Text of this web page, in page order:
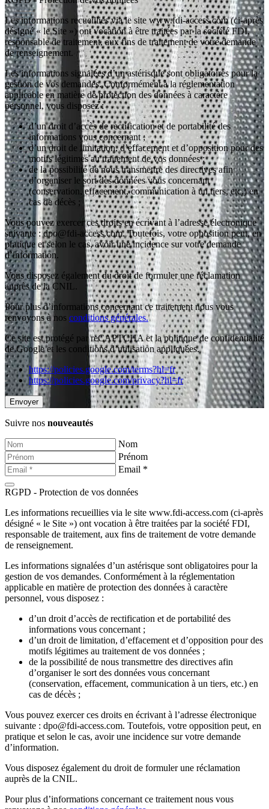
Les informations recueillies via le site www.fdi-access.com (ci-après
désigné « le Site ») ont vocation à être traitées par la société FDI,
responsable de traitement, aux fins de traitement de votre demande
de renseignement.
Les informations signalées d’un astérisque sont obligatoires pour la
gestion de vos demandes. Conformément à la réglementation
applicable en matière de protection des données à caractère
personnel, vous disposez :
d’un droit d’accès de rectification et de portabilité des
informations vous concernant ;
d’un droit de limitation, d’effacement et d’opposition pour des
motifs légitimes au traitement de vos données ;
de la possibilité de nous transmettre des directives afin
d’organiser le sort des données vous concernant
(conservation, effacement, communication à un tiers, etc.) en
cas de décès ;
Vous pouvez exercer ces droits en écrivant à l’adresse électronique
suivante : dpo@fdi-access.com. Toutefois, votre opposition peut, en
pratique et selon le cas, avoir une incidence sur votre demande
d’information.
Vous disposez également du droit de formuler une réclamation
auprès de la CNIL.
Pour plus d’informations concernant ce traitement nous vous
renvoyons à nos conditions générales.
Ce site est protégé par reCAPTCHA et la politique de confidentialité
de Google et les conditions d’utilisation appliquées.
https://policies.google.com/terms?hl=fr
https://policies.google.com/privacy?hl=fr
Suivre nos nouveautés
Nom
Prénom
Email *
RGPD - Protection de vos données
Les informations recueillies via le site www.fdi-access.com (ci-après
désigné « le Site ») ont vocation à être traitées par la société FDI,
responsable de traitement, aux fins de traitement de votre demande
de renseignement.
Les informations signalées d’un astérisque sont obligatoires pour la
gestion de vos demandes. Conformément à la réglementation
applicable en matière de protection des données à caractère
personnel, vous disposez :
d’un droit d’accès de rectification et de portabilité des
informations vous concernant ;
d’un droit de limitation, d’effacement et d’opposition pour des
motifs légitimes au traitement de vos données ;
de la possibilité de nous transmettre des directives afin
d’organiser le sort des données vous concernant
(conservation, effacement, communication à un tiers, etc.) en
cas de décès ;
Vous pouvez exercer ces droits en écrivant à l’adresse électronique
suivante : dpo@fdi-access.com. Toutefois, votre opposition peut, en
pratique et selon le cas, avoir une incidence sur votre demande
d’information.
Vous disposez également du droit de formuler une réclamation
auprès de la CNIL.
Pour plus d’informations concernant ce traitement nous vous